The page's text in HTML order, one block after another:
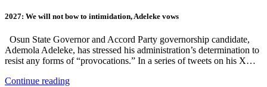
2027: We will not bow to intimidation, Adeleke vows
Osun State Governor and Accord Party governorship candidate,
Ademola Adeleke, has stressed his administration’s determination to
resist any forms of “provocations.” In a series of tweets on his X…
Continue reading